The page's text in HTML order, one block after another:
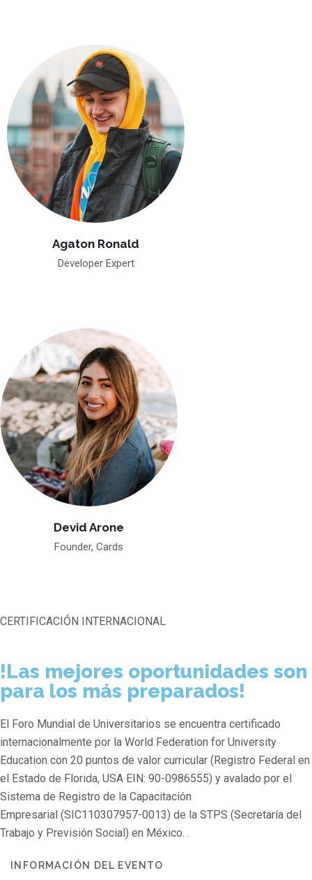
Agaton Ronald
Developer Expert
Devid Arone
Founder, Cards
CERTIFICACIÓN INTERNACIONAL
!Las mejores oportunidades son
para los más preparados!
El Foro Mundial de Universitarios se encuentra certificado
internacionalmente por la World Federation for University
Education con 20 puntos de valor curricular (Registro Federal en
el Estado de Florida, USA EIN: 90-0986555) y avalado por el
Sistema de Registro de la Capacitación
Empresarial (SIC110307957-0013) de la STPS (Secretaría del
Trabajo y Previsión Social) en México. .
INFORMACIÓN DEL EVENTO